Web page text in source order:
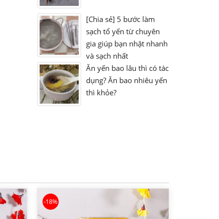
[Chia sẻ] 5 bước làm
sạch tổ yến từ chuyên
gia giúp bạn nhặt nhanh
và sạch nhất
Ăn yến bao lâu thì có tác
dụng? Ăn bao nhiêu yến
thì khỏe?
-18%